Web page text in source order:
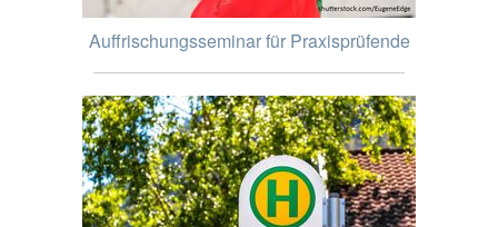
Auffrischungsseminar für Praxisprüfende